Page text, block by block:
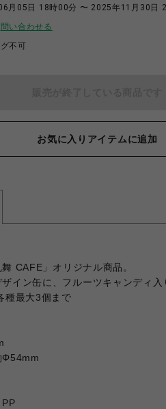
月05日 18時00分 〜 2025年11月30日
問い合わせる
不可
お気に入りアイテムに追加
CAFE」オリジナル商品。
イン缶に、フルーツキャンディ入
種最大3個まで
Φ54mm
PP